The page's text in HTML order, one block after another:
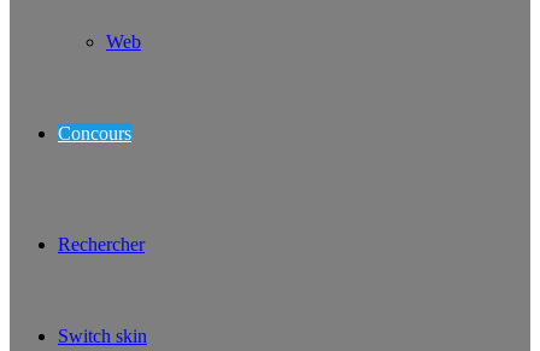
Web
Concours
Rechercher
Switch skin